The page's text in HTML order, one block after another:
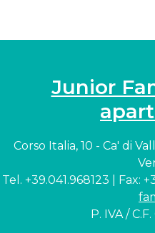
Junior
Corso Italia, 10 - Ca' di
Tel. +39.041.968123 | Fax:
P. IVA /